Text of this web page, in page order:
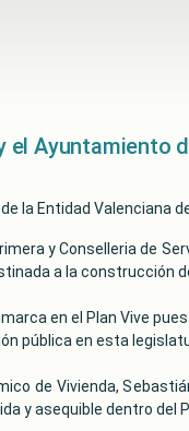
el Ayuntamiento
la Entidad Valenciana
y Conselleria de
a la construcción
en el Plan Vive
pública en esta
de Vivienda,
y asequible dentro del